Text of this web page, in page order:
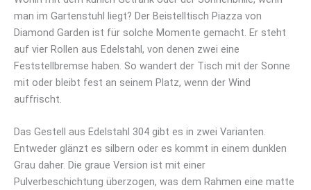
man im Gartenstuhl liegt? Der Beistelltisch Piazza von
Diamond Garden ist für solche Momente gemacht. Er steht
auf vier Rollen aus Edelstahl, von denen zwei eine
Feststellbremse haben. So wandert der Tisch mit der Sonne
mit oder bleibt fest an seinem Platz, wenn der Wind
auffrischt.
Das Gestell aus Edelstahl 304 gibt es in zwei Varianten.
Entweder glänzt es silbern oder es kommt in einem dunklen
Grau daher. Die graue Version ist mit einer
Pulverbeschichtung überzogen, was dem Rahmen eine matte